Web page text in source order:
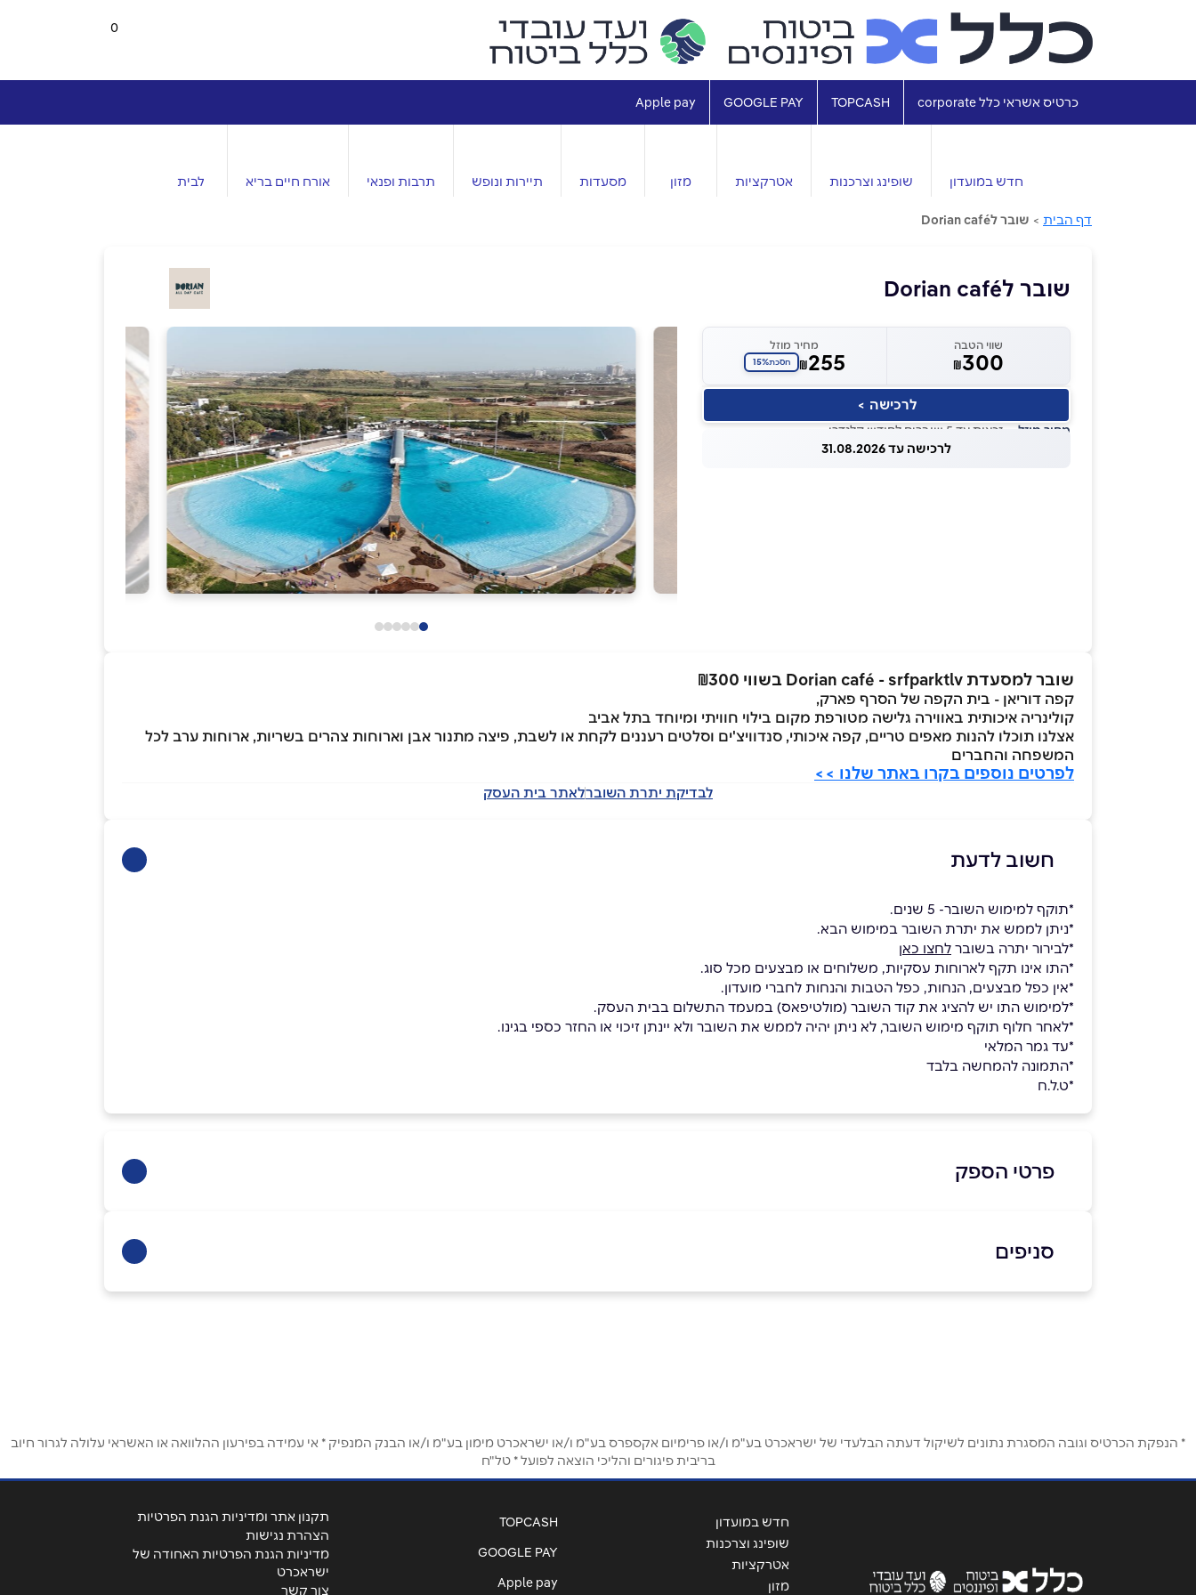
0
כרטיס אשראי כלל corporate TOPCASH
GOOGLE PAY
Apple pay
חדש במועדון שופינג וצרכנות אטרקציות מזון מסעדות תיירות ונופש תרבות ופנאי אורח חיים בריא לבית
דף הבית > שובר לDorian café
שובר לDorian café
שווי הטבה
₪300
מחיר מוזל
₪255 חסכת15%
לרכישה >
מחיר מוזל — זכאות עד 5 שוברים לחודש קלנדרי
לרכישה עד 31.08.2026
שובר למסעדת Dorian café - srfparktlv בשווי ₪300
קפה דוריאן - בית הקפה של הסרף פארק,
קולינריה איכותית באווירה גלישה מטורפת מקום בילוי חוויתי ומיוחד בתל אביב
אצלנו תוכלו להנות מאפים טריים, קפה איכותי, סנדוויצ'ים וסלטים רעננים לקחת או לשבת, פיצה מתנור אבן וארוחות צהרים בשריות, ארוחות ערב לכל
המשפחה והחברים
לפרטים נוספים בקרו באתר שלנו >>
לבדיקת יתרת השוברלאתר בית העסק
חשוב לדעת
*תוקף למימוש השובר- 5 שנים.
*ניתן לממש את יתרת השובר במימוש הבא.
*לבירור יתרה בשובר לחצו כאן
*התו אינו תקף לארוחות עסקיות, משלוחים או מבצעים מכל סוג.
*אין כפל מבצעים, הנחות, כפל הטבות והנחות לחברי מועדון.
*למימוש התו יש להציג את קוד השובר (מולטיפאס) במעמד התשלום בבית העסק.
*לאחר חלוף תוקף מימוש השובר, לא ניתן יהיה לממש את השובר ולא יינתן זיכוי או החזר כספי בגינו.
*עד גמר המלאי
*התמונה להמחשה בלבד
*ט.ל.ח
פרטי הספק
סניפים
תל אביב
* הנפקת הכרטיס וגובה המסגרת נתונים לשיקול דעתה הבלעדי של ישראכרט בע"מ ו/או פרימיום אקספרס בע"מ ו/או ישראכרט מימון בע"מ ו/או הבנק המנפיק * אי עמידה בפירעון ההלוואה או האשראי עלולה לגרור חיוב
בריבית פיגורים והליכי הוצאה לפועל * טל"ח
חדש במועדון
שופינג וצרכנות
אטרקציות
מזון
TOPCASH
GOOGLE PAY
Apple pay
תקנון אתר ומדיניות הגנת הפרטיות
הצהרת נגישות
מדיניות הגנת הפרטיות האחודה של
ישראכרט
צור קשר